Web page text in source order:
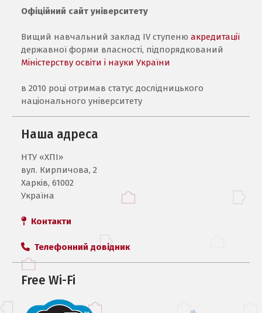
Офіційний сайт університету
Вищий навчальний заклад IV ступенюакредитації
державної форми власності, підпорядкований
Міністерству освіти і науки України
в 2010 році отримав статус дослідницького
національного університету
Наша адреса
НТУ «ХПI»
вул. Кирпичова, 2
Харків, 61002
Україна
Контакти
Телефонний довідник
Free Wi-Fi